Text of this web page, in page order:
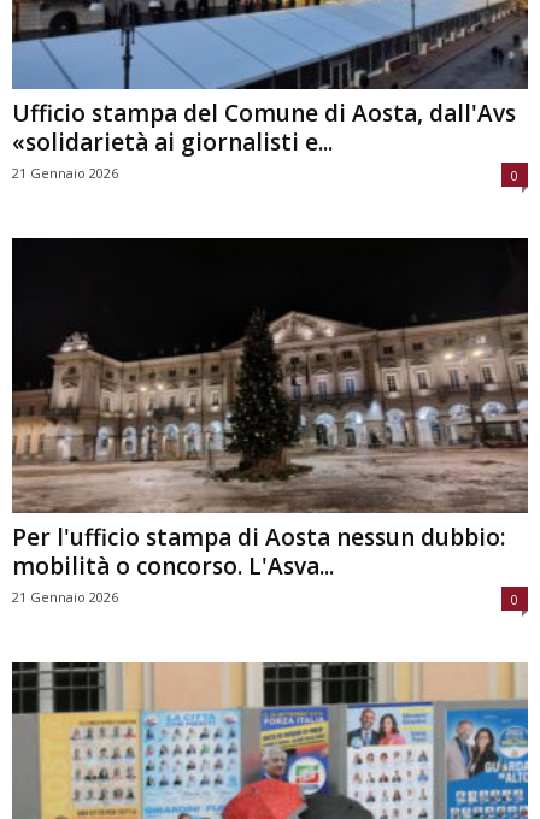
Ufficio stampa del Comune di Aosta, dall'Avs
«solidarietà ai giornalisti e...
21 Gennaio 2026 0
Per l'ufficio stampa di Aosta nessun dubbio:
mobilità o concorso. L'Asva...
21 Gennaio 2026 0